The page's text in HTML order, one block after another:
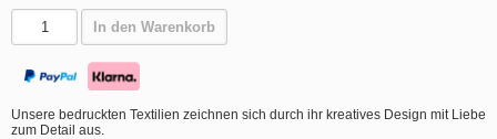
In den Warenkorb
Unsere bedruckten Textilien zeichnen sich durch ihr kreatives Design mit Liebe
zum Detail aus.